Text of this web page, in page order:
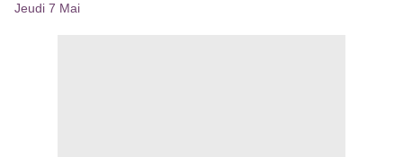
Jeudi 7 Mai